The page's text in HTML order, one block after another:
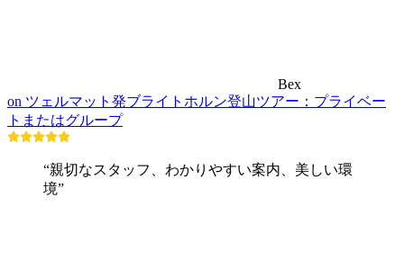
Bex
on ツェルマット発ブライトホルン登山ツアー：プライベー
トまたはグループ
“親切なスタッフ、わかりやすい案内、美しい環
境”